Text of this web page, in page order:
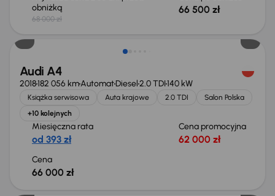
obniżką
68 000 zł
66 500 zł
Audi A4
2018182 056 kmAutomatDiesel2.0 TDI140 kW
Książka serwisowa Auta krajowe 2.0 TDI
Salon Polska
+10 kolejnych
Miesięczna rata
od 393 zł
Cena promocyjna
62 000 zł
Cena
66 000 zł